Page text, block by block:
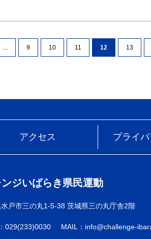
... 9 10 11 12 13
アクセス プライ
ジいばらき県民運動
戸市三の丸1-5-38 茨城県三の丸庁舎2階
029(233)0030 MAIL：info@challenge-